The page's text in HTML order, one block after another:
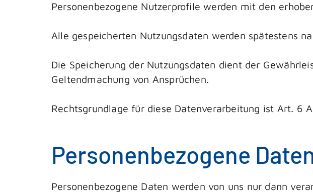
Personenbezogene Nutzerprofile werden mit den
Alle gespeicherten Nutzungsdaten werden spätestens
Die Speicherung der Nutzungsdaten dient der
Geltendmachung von Ansprüchen.
Rechtsgrundlage für diese Datenverarbeitung ist Art. 6
Personenbezogene
Personenbezogene Daten werden von uns nur dann